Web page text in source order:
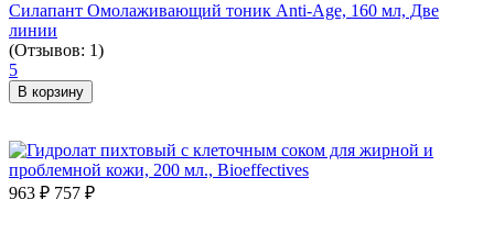
Силапант Омолаживающий тоник Anti-Age, 160 мл, Две
линии
(Отзывов: 1)
5
В корзину
963 ₽ 757 ₽